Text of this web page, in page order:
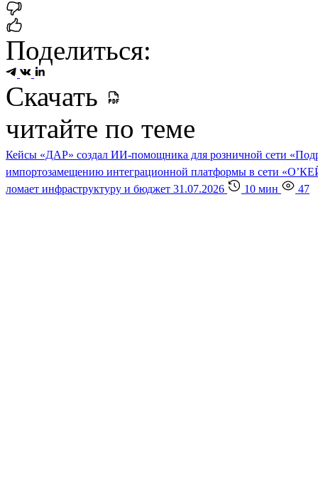
Поделиться:
Скачать
читайте по теме
Кейсы «ДАР» создал ИИ-помощника для розничной сети
импортозамещению интеграционной платформы в сети
ломает инфраструктуру и бюджет 31.07.2026 10 мин 47